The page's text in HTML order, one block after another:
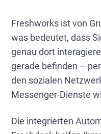
Freshworks ist von
was bedeutet, dass
genau dort
gerade befinden –
den sozialen
Messenger-Dienste
Die integrierten